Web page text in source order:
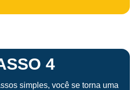
4
simples, você se torna uma